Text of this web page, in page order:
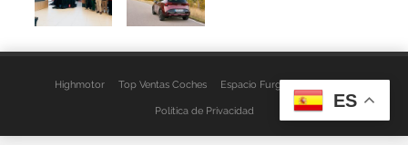
Highmotor Top Ventas Coches Espacio Furgo Aviso Legal
Política de Privacidad ES